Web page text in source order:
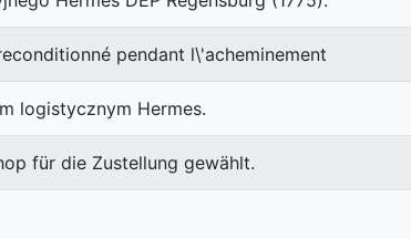
pendant l\'acheminement
logistycznym Hermes.
für die Zustellung gewählt.